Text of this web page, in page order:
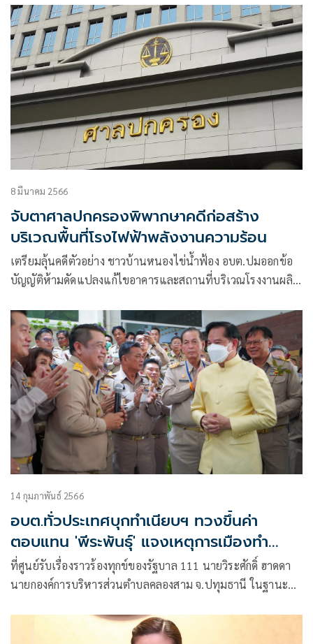
8 มีนาคม 2566
จับตาศาลปกครองพิพากษาคดีก่อสร้าง
บริเวณพื้นที่โรงไฟฟ้าพลังงานความร้อน
เตรียมลุ้นคดีตัวอย่าง ชาวบ้านหนองไข่น้ำฟ้อง อบต.ปมออกข้อ
บัญญัติห้ามดัดแปลงแก้ไขอาคารและสถานที่บริเวณโรงงานผลิต
14 กุมภาพันธ์ 2566
อบต.ทั่วประเทศบุกทำเนียบฯ ทวงขึ้นค่า
ตอบแทน 'พีระพันธุ์' แจงเหตุการเมืองทำ
สะดุด
ที่ศูนย์รับเรื่องราวร้องทุกข์ของรัฐบาล 111 นายวิระศักดิ์ ฮาดดา
นายกองค์การบริหารส่วนตำบลคลองสาม จ.ปทุมธานี ในฐานะ
ภาคต่างๆทั่วประเทศประมาณ 50 คน